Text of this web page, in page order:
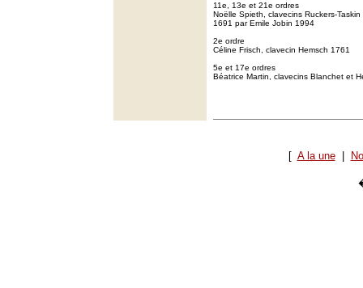
11e, 13e et 21e ordres
Noëlle Spieth, clavecins Ruckers-
1691 par Emile Jobin 1994
2e ordre
Céline Frisch, clavecin Hemsch 1761
5e et 17e ordres
Béatrice Martin, clavecins Blanchet et
[ A la une|